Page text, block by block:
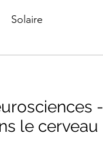
Solaire
-
le cerveau